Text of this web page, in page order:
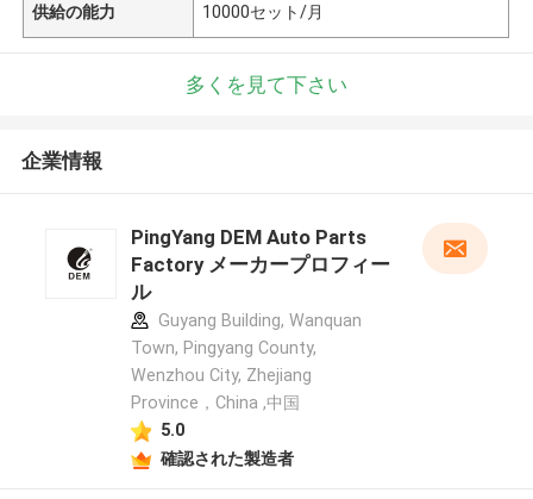
供給の能力 10000セット/月
多くを見て下さい
企業情報
PingYang DEM Auto Parts
Factory メーカープロフィー
ル
Guyang Building, Wanquan
Town, Pingyang County,
Wenzhou City, Zhejiang
Province，China ,中国
5.0
確認された製造者